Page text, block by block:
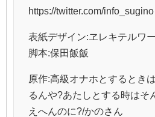
https://twitter.com/info_sugino
表紙デザイン:ヱレキテルワ
脚本:保田飯飯
原作:高級オナホとするとき
るんや?あたしとする時はそ
えへんのに?/かのさん